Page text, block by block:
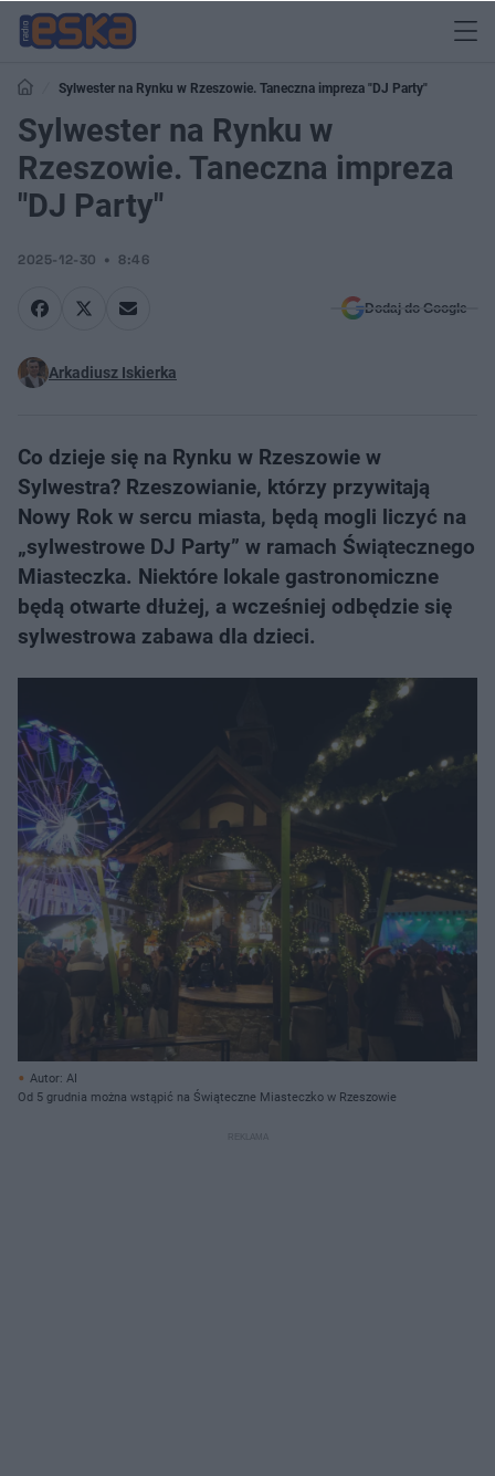
Sylwester na Rynku w Rzeszowie. Taneczna impreza "DJ Party"
Sylwester na Rynku w
Rzeszowie. Taneczna impreza
"DJ Party"
2025-12-30 8:46
Dodaj do Google
Arkadiusz Iskierka
Co dzieje się na Rynku w Rzeszowie w
Sylwestra? Rzeszowianie, którzy przywitają
Nowy Rok w sercu miasta, będą mogli liczyć na
„sylwestrowe DJ Party” w ramach Świątecznego
Miasteczka. Niektóre lokale gastronomiczne
będą otwarte dłużej, a wcześniej odbędzie się
sylwestrowa zabawa dla dzieci.
Autor: AI
Od 5 grudnia można wstąpić na Świąteczne Miasteczko w Rzeszowie